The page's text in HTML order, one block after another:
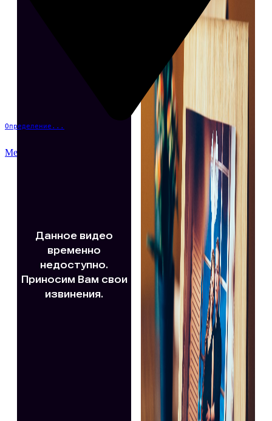
Определение...
Меню